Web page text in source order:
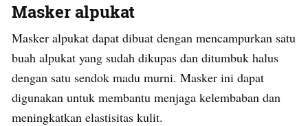
Masker alpukat
Masker alpukat dapat dibuat dengan mencampurkan satu
buah alpukat yang sudah dikupas dan ditumbuk halus
dengan satu sendok madu murni. Masker ini dapat
digunakan untuk membantu menjaga kelembaban dan
meningkatkan elastisitas kulit.